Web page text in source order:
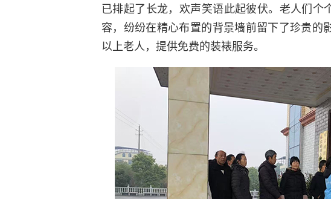
已排起了长龙，欢声笑语此起彼伏。老人们个
容，纷纷在精心布置的背景墙前留下了珍贵的
以上老人，提供免费的装裱服务。